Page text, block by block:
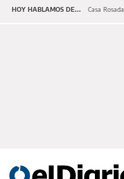
HOY HABLAMOS DE... Casa Rosada